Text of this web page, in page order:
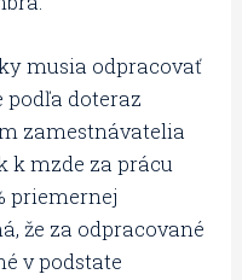
musia odpracovať
podľa doteraz
zamestnávatelia
k mzde za prácu
priemernej
že za odpracované
v podstate